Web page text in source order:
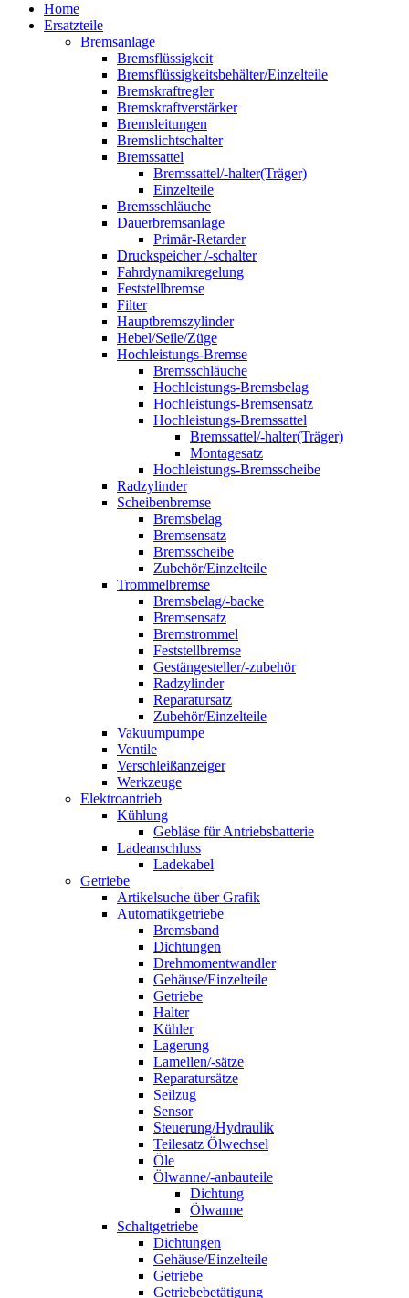
Home
Ersatzteile
Bremsanlage
Bremsflüssigkeit
Bremsflüssigkeitsbehälter/Einzelteile
Bremskraftregler
Bremskraftverstärker
Bremsleitungen
Bremslichtschalter
Bremssattel
Bremssattel/-halter(Träger)
Einzelteile
Bremsschläuche
Dauerbremsanlage
Primär-Retarder
Druckspeicher /-schalter
Fahrdynamikregelung
Feststellbremse
Filter
Hauptbremszylinder
Hebel/Seile/Züge
Hochleistungs-Bremse
Bremsschläuche
Hochleistungs-Bremsbelag
Hochleistungs-Bremsensatz
Hochleistungs-Bremssattel
Bremssattel/-halter(Träger)
Montagesatz
Hochleistungs-Bremsscheibe
Radzylinder
Scheibenbremse
Bremsbelag
Bremsensatz
Bremsscheibe
Zubehör/Einzelteile
Trommelbremse
Bremsbelag/-backe
Bremsensatz
Bremstrommel
Feststellbremse
Gestängesteller/-zubehör
Radzylinder
Reparatursatz
Zubehör/Einzelteile
Vakuumpumpe
Ventile
Verschleißanzeiger
Werkzeuge
Elektroantrieb
Kühlung
Gebläse für Antriebsbatterie
Ladeanschluss
Ladekabel
Getriebe
Artikelsuche über Grafik
Automatikgetriebe
Bremsband
Dichtungen
Drehmomentwandler
Gehäuse/Einzelteile
Getriebe
Halter
Kühler
Lagerung
Lamellen/-sätze
Reparatursätze
Seilzug
Sensor
Steuerung/Hydraulik
Teilesatz Ölwechsel
Öle
Ölwanne/-anbauteile
Dichtung
Ölwanne
Schaltgetriebe
Dichtungen
Gehäuse/Einzelteile
Getriebe
Getriebebetätigung